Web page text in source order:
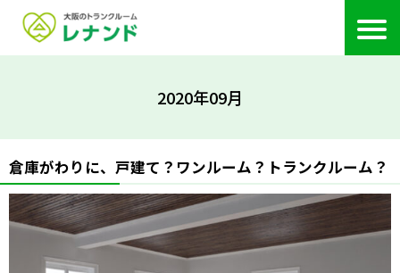
2020年09月
倉庫がわりに、戸建て？ワンルーム？トランクルーム？